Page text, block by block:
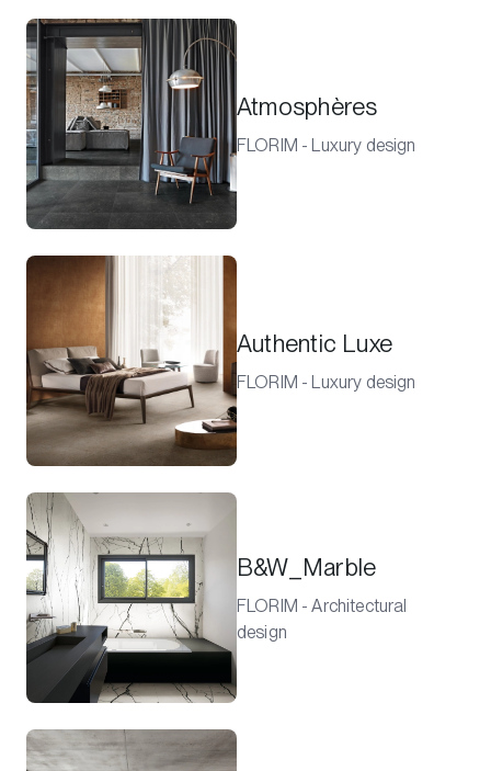
Atmosphères
FLORIM - Luxury design
Authentic Luxe
FLORIM - Luxury design
B&W_Marble
FLORIM - Architectural
design